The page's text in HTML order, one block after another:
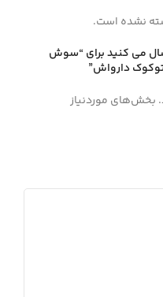
نشده است.
می کنید برای “سوش
بخش‌های موردنیاز